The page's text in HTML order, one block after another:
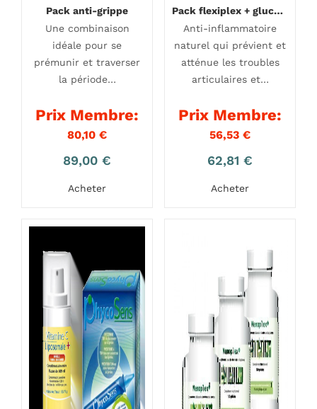
Pack anti-grippe
Une combinaison
idéale pour se
prémunir et traverser
la période…
Prix Membre:
80,10 €
89,00 €
Acheter
Pack flexiplex + glucoplex
Anti-inflammatoire
naturel qui prévient et
atténue les troubles
articulaires et…
Prix Membre:
56,53 €
62,81 €
Acheter